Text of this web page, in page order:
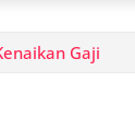
Gaji